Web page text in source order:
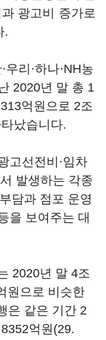
광고비 증가로
.
리·하나·NH농
2020년 말 총 1
억원으로 2조
났습니다.
고선전비·임차
발생하는 각종
담과 점포 운영
을 보여주는 대
2020년 말 4조
원으로 비슷한
은 같은 기간 2
억원(29.